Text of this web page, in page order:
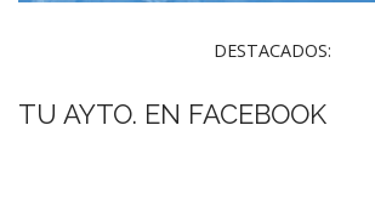
DESTACADOS:
TU AYTO. EN FACEBOOK